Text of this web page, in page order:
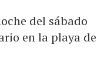
del sábado
en la playa de